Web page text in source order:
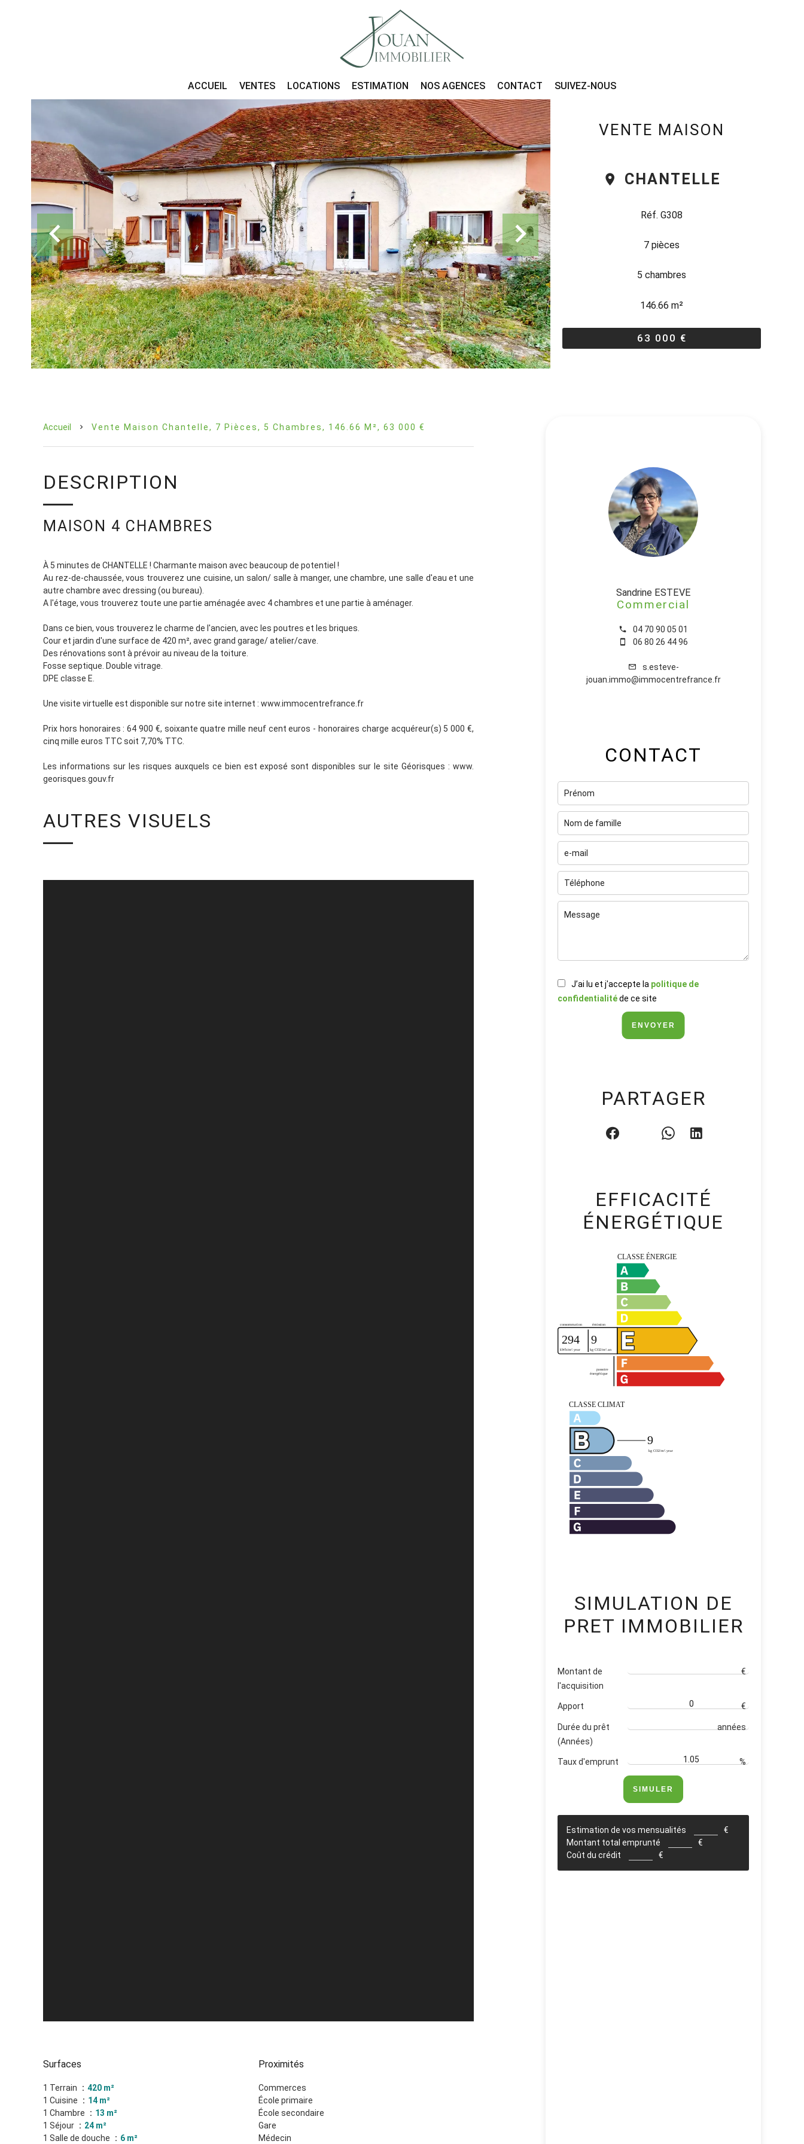
ACCUEIL VENTES LOCATIONS ESTIMATION NOS AGENCES CONTACT SUIVEZ-NOUS
VENTE MAISON
CHANTELLE
Réf. G308
7 pièces
5 chambres
146.66 m²
63 000 €
Accueil Vente Maison Chantelle, 7 Pièces, 5 Chambres, 146.66 M², 63 000 €
DESCRIPTION
MAISON 4 CHAMBRES
À 5 minutes de CHANTELLE ! Charmante maison avec beaucoup de potentiel !
Au rez-de-chaussée, vous trouverez une cuisine, un salon/ salle à manger, une chambre, une salle d'eau et une
autre chambre avec dressing (ou bureau).
A l'étage, vous trouverez toute une partie aménagée avec 4 chambres et une partie à aménager.
Dans ce bien, vous trouverez le charme de l'ancien, avec les poutres et les briques.
Cour et jardin d'une surface de 420 m², avec grand garage/ atelier/cave.
Des rénovations sont à prévoir au niveau de la toiture.
Fosse septique. Double vitrage.
DPE classe E.
Une visite virtuelle est disponible sur notre site internet : www.immocentrefrance.fr
Prix hors honoraires : 64 900 €, soixante quatre mille neuf cent euros - honoraires charge acquéreur(s) 5 000 €,
cinq mille euros TTC soit 7,70% TTC.
Les informations sur les risques auxquels ce bien est exposé sont disponibles sur le site Géorisques : www.
georisques.gouv.fr
AUTRES VISUELS
Surfaces
1 Terrain
420 m²
1 Cuisine
14 m²
1 Chambre
13 m²
1 Séjour
24 m²
1 Salle de douche
6 m²
Proximités
Commerces
École primaire
École secondaire
Gare
Médecin
Sandrine ESTEVE
Commercial
04 70 90 05 01
06 80 26 44 96
s.esteve-
jouan.immo@immocentrefrance.fr
CONTACT
J’ai lu et j'accepte la politique de
confidentialitéde ce site
ENVOYER
PARTAGER
EFFICACITÉ
ÉNERGÉTIQUE
SIMULATION DE
PRET IMMOBILIER
Montant de
l'acquisition
€
Apport €
Durée du prêt
(Années)
années
Taux d'emprunt %
SIMULER
Estimation de vos mensualités
€
Montant total emprunté
€
Coût du crédit
€